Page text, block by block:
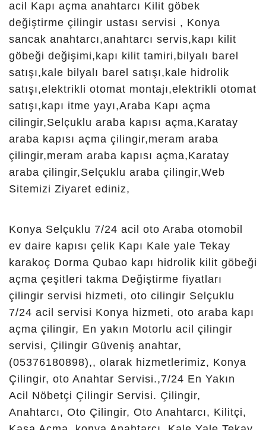
Çilingir, Şatır Çilingir,
Şemsitebrizi Çilingir,
Taşra Karaslandede
Çilingir, Tatlıcak Çilingir,
Ulubatlı Hasan Çilingir,
Yağlıbayat Çilingir, Yarma
Çilingir, Yavşankuyu
Çilingir, Yediler Çilingir,
Yenice Çilingir, Yenikent
Çilingir, Yenimahalle
Çilingir, Zincirli Çilingir,
Konya Meram, Aksinne Çilingir,
Alakova Çilingir, Alavardı
Çilingir, Ali Ulvi Kurucu Çilingir,
Alpaslan Çilingir, Arif Bilge
Çilingir, Armağan Çilingir,
Aşkan Çilingir, Ayanbey Çilingir,
Batıhadimi Çilingir, Bayat
Çilingir, Beybes Çilingir,
Boruktolu Çilingir, Botsa
Çilingir, Boyalı Çilingir,
Büyükaymanas Çilingir,
Büyükkovanağzı Çilingir, Çandır
Konya Selçuklu 7/24 acil oto Araba otomobil
ev daire kapısı çelik Kapı Kale yale Tekay
karakoç Dorma Qubao kapı hidrolik kilit göbeği
açma çeşitleri takma Değiştirme fiyatları
çilingir servisi hizmeti, oto cilingir Selçuklu
7/24 acil servisi Konya hizmeti, oto araba kapı
açma çilingir, En yakın Motorlu acil çilingir
servisi, Çilingir Güveniş anahtar,
(05376180898),, olarak hizmetlerimiz, Konya
Çilingir, oto Anahtar Servisi.,7/24 En Yakın
Acil Nöbetçi Çilingir Servisi. Çilingir,
Anahtarcı, Oto Çilingir, Oto Anahtarcı, Kilitçi,